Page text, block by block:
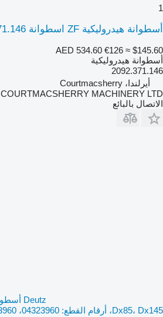
1
أسطوانة هيدروليكية ZF اسطوانة 2092.371.146
AED 534.60 €126 ≈ $145.60
أسطوانة هيدروليكية
2092.371.146
أيرلندا، Courtmacsherry
COURTMACSHERRY MACHINERY LTD
الاتصال بالبائع